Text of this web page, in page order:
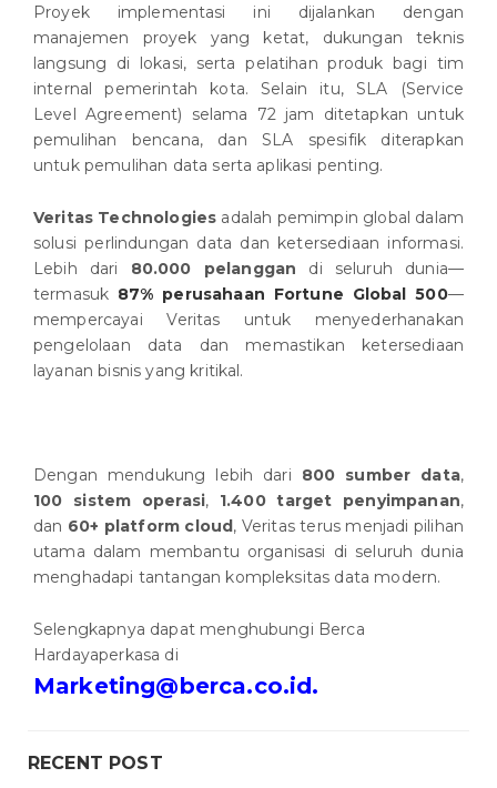
Proyek implementasi ini dijalankan dengan
manajemen proyek yang ketat, dukungan teknis
langsung di lokasi, serta pelatihan produk bagi tim
internal pemerintah kota. Selain itu, SLA (Service
Level Agreement) selama 72 jam ditetapkan untuk
pemulihan bencana, dan SLA spesifik diterapkan
untuk pemulihan data serta aplikasi penting.
Veritas Technologies adalah pemimpin global dalam
solusi perlindungan data dan ketersediaan informasi.
Lebih dari 80.000 pelanggan di seluruh dunia—
termasuk 87% perusahaan Fortune Global 500—
mempercayai Veritas untuk menyederhanakan
pengelolaan data dan memastikan ketersediaan
layanan bisnis yang kritikal.
Dengan mendukung lebih dari 800 sumber data,
100 sistem operasi, 1.400 target penyimpanan,
dan 60+ platform cloud, Veritas terus menjadi pilihan
utama dalam membantu organisasi di seluruh dunia
menghadapi tantangan kompleksitas data modern.
Selengkapnya dapat menghubungi Berca
Hardayaperkasa di
Marketing@berca.co.id.
RECENT POST